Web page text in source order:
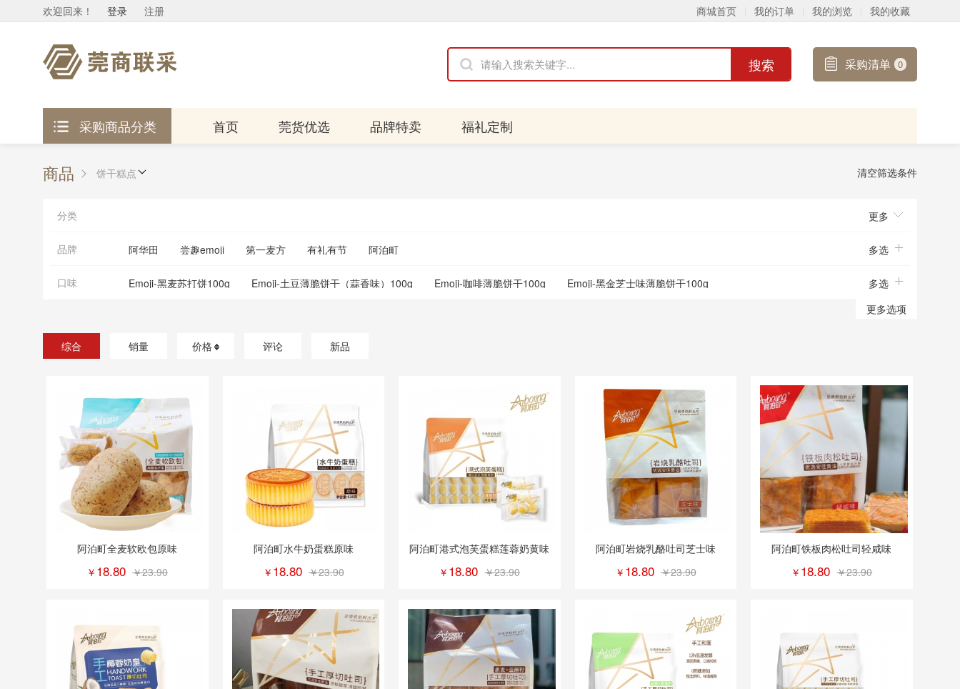
欢迎回来 ！ 登录 注册 商城首页 我的订单 我的浏览 我的收藏
采购清单 0
搜索
采购商品分类 首页 莞货优选 品牌特卖 福礼定制
商品 饼干糕点 清空筛选条件
分类 更多
品牌 阿华田 尝趣emoji 第一麦方 有礼有节
阿泊町
多选
口味 Emoji-黑麦苏打饼100g Emoji-土豆薄脆饼干（蒜香味）100g Emoji-咖啡薄脆饼干100g
Emoji-黑金芝士味薄脆饼干100g
确定
取消
多选
更多选项
综合 销量 价格 评论 新品
阿泊町全麦软欧包原味
￥ 18.80 ￥23.90
阿泊町水牛奶蛋糕原味
￥ 18.80 ￥23.90
阿泊町港式泡芙蛋糕莲蓉奶黄味
￥ 18.80 ￥23.90
阿泊町岩烧乳酪吐司芝士味
￥ 18.80 ￥23.90
阿泊町铁板肉松吐司轻咸味
￥ 18.80 ￥23.90